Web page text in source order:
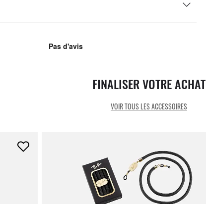
FINALISER VOTRE ACHAT
VOIR TOUS LES ACCESSOIRES